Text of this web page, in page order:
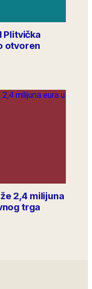
6.4kpregleda
Plitvička
otvoren
2,4 milijuna
trga